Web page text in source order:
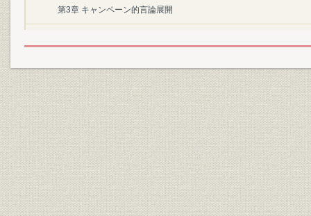
第3章 キャンペーン的言論展開
第5章 日露戦後経営と桂園体制
第6章 桂財政、関税改正に対する批判
第7章 独占・物価・労働問題への提言
第2部 大正期
I 経営編 高まる発展へのエネルギー
第1章 第一次大戦期の経営発展